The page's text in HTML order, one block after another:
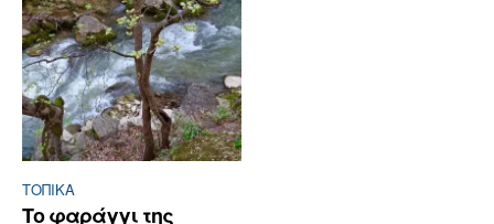
ΤΟΠΙΚΑ
Το φαράγγι της